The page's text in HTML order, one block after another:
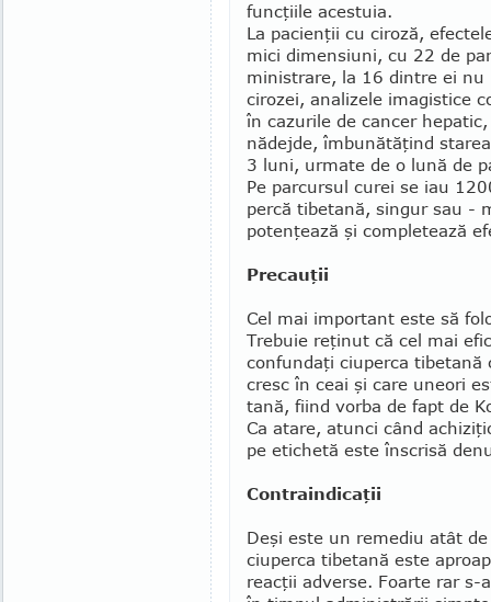
funcţiile acestuia.
La pacienţii cu ciroză,
mici di­mensiuni, cu 22 de
ministrare, la 16 dintre ei nu
cirozei, analizele imagistice
în cazurile de cancer
nădejde, îmbu­nătăţind
3 luni, urmate de o lună de
Pe parcursul curei se iau
percă tibetană, singur sau -
potenţează şi completează
Precauţii
Cel mai important este să
Trebuie reţinut că cel mai
confundaţi ciuperca tibetană
cresc în ceai şi care uneori
tană, fiind vorba de fapt de
Ca atare, atunci când
pe etichetă este în­scrisă
Contraindicaţii
Deşi este un remediu atât
ciuperca tibetană este
reacţii adverse. Foarte rar s-